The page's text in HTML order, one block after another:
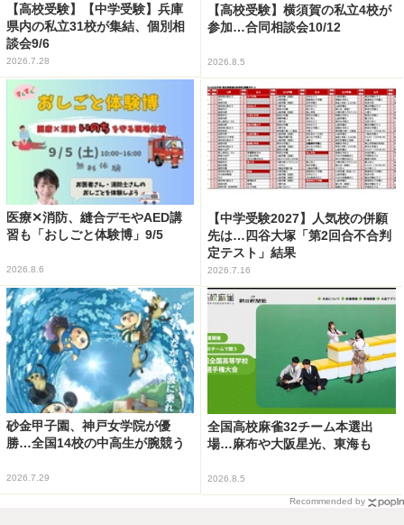
【高校受験】【中学受験】兵庫
県内の私立31校が集結、個別相
談会9/6
2026.7.28
【高校受験】横須賀の私立4校が
参加…合同相談会10/12
2026.8.5
医療✕消防、縫合デモやAED講
習も「おしごと体験博」9/5
2026.8.6
【中学受験2027】人気校の併願
先は…四谷大塚「第2回合不合判
定テスト」結果
2026.7.16
砂金甲子園、神戸女学院が優
勝…全国14校の中高生が腕競う
2026.7.29
全国高校麻雀32チーム本選出
場…麻布や大阪星光、東海も
2026.8.5
Recommended by